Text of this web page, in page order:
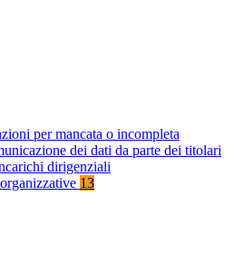
per mancata o incompleta
dei dati da parte dei titolari
dirigenziali
13